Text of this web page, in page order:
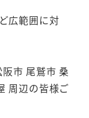
広範囲に対
市 尾鷲市 桑
周辺の皆様ご